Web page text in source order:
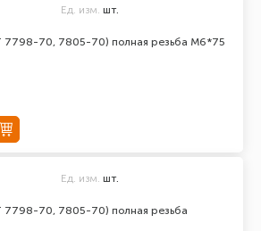
7798-70, 7805-70) полная резьба М6*75
Ед. изм. шт.
7798-70, 7805-70) полная резьба
Ед. изм. шт.